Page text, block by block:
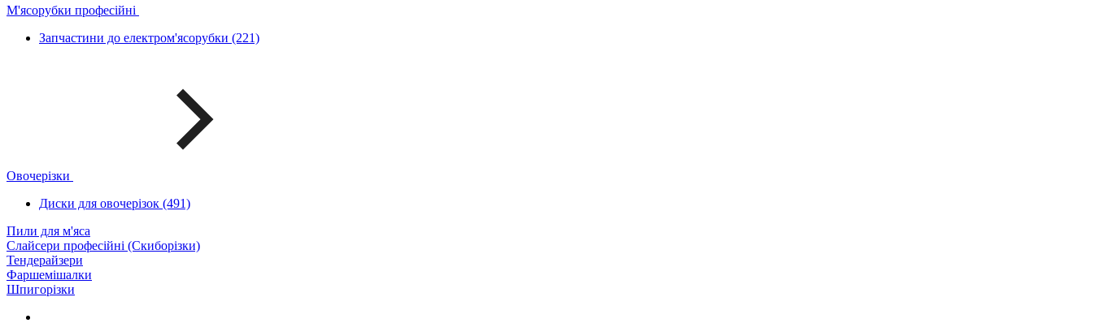
М'ясорубки професійні
Запчастини до електром'ясорубки (221)
Овочерізки
Диски для овочерізок (491)
Пили для м'яса
Слайсери професійні (Скиборізки)
Тендерайзери
Фаршемішалки
Шпигорізки